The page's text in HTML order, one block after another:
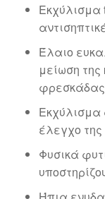
Εκχύλισμα
Έλαιο
μείωση
φρεσκάδας
Εκχύλισμα
έλεγχο
Φυσικά